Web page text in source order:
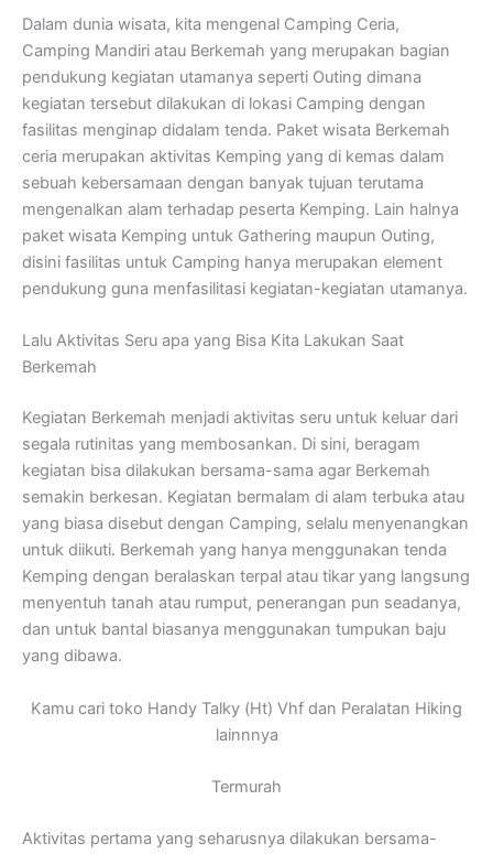
Dalam dunia wisata, kita mengenal Camping Ceria,
Camping Mandiri atau Berkemah yang merupakan bagian
pendukung kegiatan utamanya seperti Outing dimana
kegiatan tersebut dilakukan di lokasi Camping dengan
fasilitas menginap didalam tenda. Paket wisata Berkemah
ceria merupakan aktivitas Kemping yang di kemas dalam
sebuah kebersamaan dengan banyak tujuan terutama
mengenalkan alam terhadap peserta Kemping. Lain halnya
paket wisata Kemping untuk Gathering maupun Outing,
disini fasilitas untuk Camping hanya merupakan element
pendukung guna menfasilitasi kegiatan-kegiatan utamanya.
Lalu Aktivitas Seru apa yang Bisa Kita Lakukan Saat
Berkemah
Kegiatan Berkemah menjadi aktivitas seru untuk keluar dari
segala rutinitas yang membosankan. Di sini, beragam
kegiatan bisa dilakukan bersama-sama agar Berkemah
semakin berkesan. Kegiatan bermalam di alam terbuka atau
yang biasa disebut dengan Camping, selalu menyenangkan
untuk diikuti. Berkemah yang hanya menggunakan tenda
Kemping dengan beralaskan terpal atau tikar yang langsung
menyentuh tanah atau rumput, penerangan pun seadanya,
dan untuk bantal biasanya menggunakan tumpukan baju
yang dibawa.
Kamu cari toko Handy Talky (Ht) Vhf dan Peralatan Hiking
lainnnya
Termurah
Aktivitas pertama yang seharusnya dilakukan bersama-